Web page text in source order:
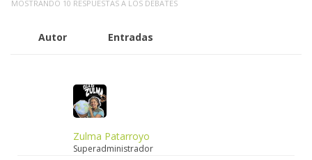
MOSTRANDO 10 RESPUESTAS A LOS DEBATES
Autor Entradas
Zulma Patarroyo
Superadministrador